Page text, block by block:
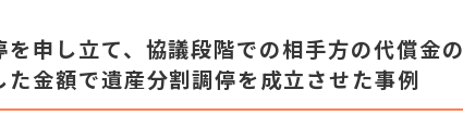
申し立て、協議段階での相手方の代償金の
金額で遺産分割調停を成立させた事例